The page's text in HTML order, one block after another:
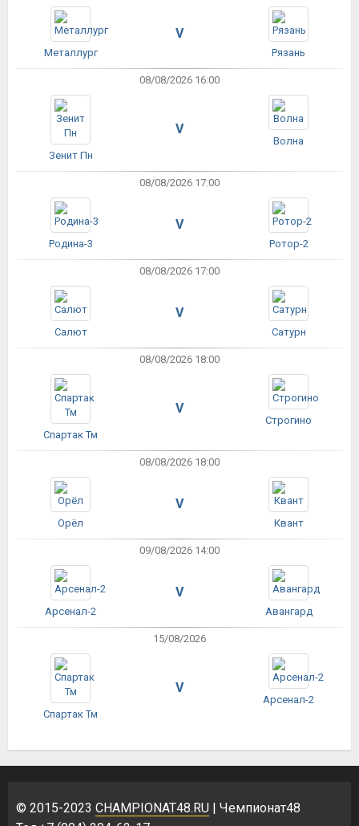
Металлург
V
Рязань
08/08/2026 16:00
Зенит Пн
V
Волна
08/08/2026 17:00
Родина-3
V
Ротор-2
08/08/2026 17:00
Салют
V
Сатурн
08/08/2026 18:00
Спартак Тм
V
Строгино
08/08/2026 18:00
Орёл
V
Квант
09/08/2026 14:00
Арсенал-2
V
Авангард
15/08/2026
Спартак Тм
V
Арсенал-2
© 2015-2023 CHAMPIONAT48.RU | Чемпионат48